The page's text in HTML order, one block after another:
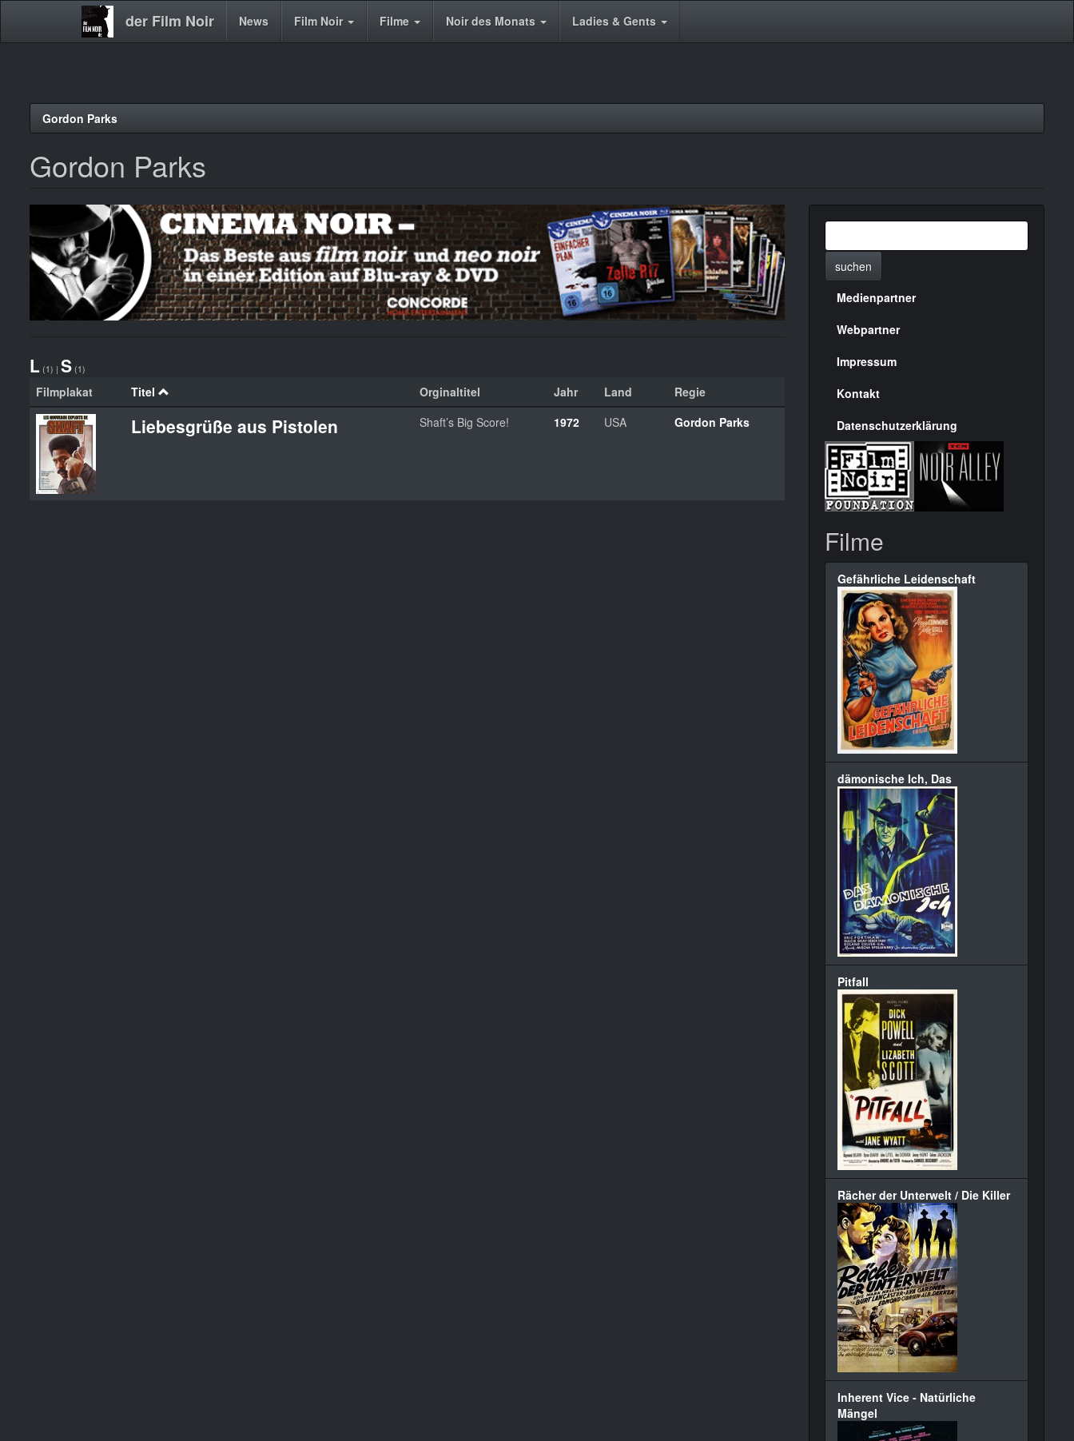
der Film Noir
Main News Film Noir Filme Noir des Monats Ladies & Gents
Gordon Parks
Gordon Parks
L (1) | S (1)
Filmplakat Titel Orginaltitel Jahr Land Regie
Liebesgrüße aus Pistolen Shaft’s Big Score! 1972 USA Gordon Parks
suchen
Menülinks
rechte
Seite
Medienpartner
Webpartner
Impressum
Kontakt
Datenschutzerklärung
Filme
Gefährliche Leidenschaft
dämonische Ich, Das
Pitfall
Rächer der Unterwelt / Die Killer
Inherent Vice - Natürliche
Mängel